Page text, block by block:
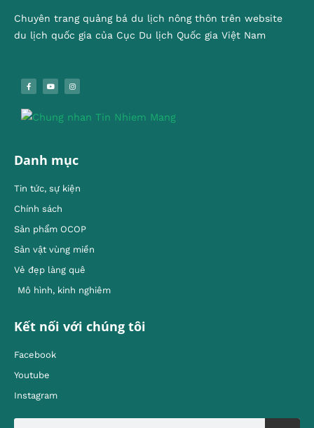
Chuyên trang quảng bá du lịch nông thôn trên website
du lịch quốc gia của Cục Du lịch Quốc gia Việt Nam
Danh mục
Tin tức, sự kiện
Chính sách
Sản phẩm OCOP
Sản vật vùng miền
Vẻ đẹp làng quê
Mô hình, kinh nghiêm
Kết nối với chúng tôi
Facebook
Youtube
Instagram